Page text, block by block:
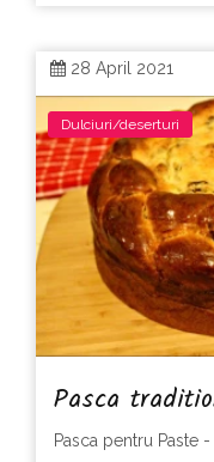
28 April 2021
Dulciuri/deserturi
Pasca
Pasca pentru Paste